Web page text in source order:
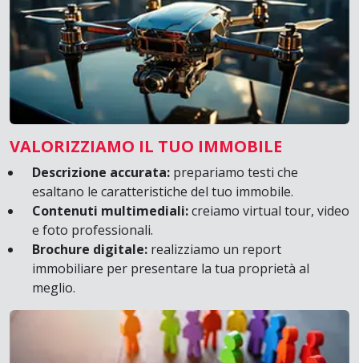
VALORIZZIAMO IL TUO IMMOBILE
Descrizione accurata: prepariamo testi che
esaltano le caratteristiche del tuo immobile.
Contenuti multimediali:creiamo virtual tour, video
e foto professionali.
Brochure digitale: realizziamo un report
immobiliare per presentare la tua proprietà al
meglio.